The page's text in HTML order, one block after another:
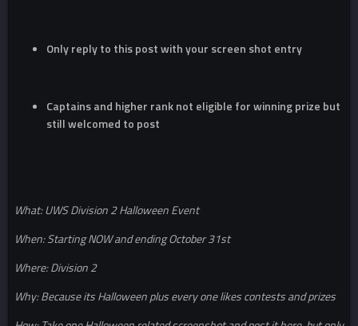
Only reply to this post with your screen shot entry
Captains and higher rank not eligible for winning prize but
still welcomed to post
What: UWS Division 2 Halloween Event
When: Starting NOW and ending October 31st
Where: Division 2
Why: Because its Halloween plus every one likes contests and prizes